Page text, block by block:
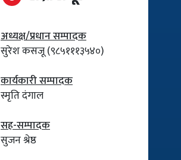
अध्यक्ष/प्रधान सम्पादक
सुरेश कसजू (९८५१११३५४०)
कार्यकारी सम्पादक
स्मृति दंगाल
सह-सम्पादक
सुजन श्रेष्ठ